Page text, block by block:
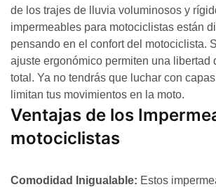
de los trajes de lluvia voluminosos y
impermeables para motociclistas están
pensando en el confort del motociclista.
ajuste ergonómico permiten una libertad
total. Ya no tendrás que luchar con
limitan tus movimientos en la moto.
Ventajas de los
motociclistas
Comodidad Inigualable: Estos